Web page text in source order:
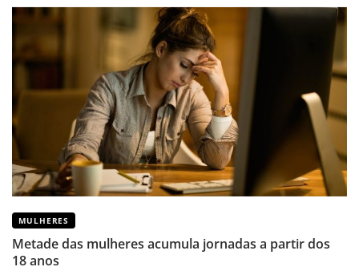
MULHERES
Metade das mulheres acumula jornadas a partir dos
18 anos